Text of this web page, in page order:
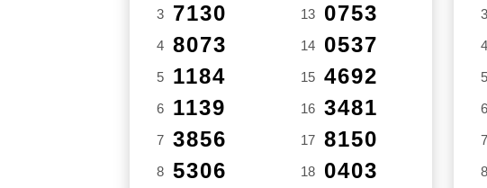
3 7130
4 8073
5 1184
6 1139
7 3856
8 5306
13 0753
14 0537
15 4692
16 3481
17 8150
18 0403
3
4
5
6
7
8